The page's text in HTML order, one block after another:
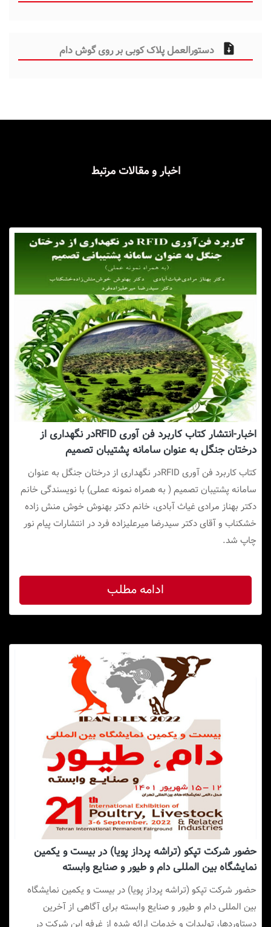
دستورالعمل پلاک کوبی بر روی گوش دام
اخبار و مقالات مرتبط
اخبار-انتشار کتاب کاربرد فن آوری RFIDدر نگهداری از
درختان جنگل به عنوان سامانه پشتیبان تصمیم
کتاب کاربرد فن آوری RFIDدر نگهداری از درختان جنگل به عنوان
سامانه پشتیبان تصمیم ( به همراه نمونه عملی) با نویسندگی خانم
دکتر بهناز مرادی غیاث آبادی، خانم دکتر بهنوش خوش منش زاده
خشکناب و آقای دکتر سیدرضا میرعلیزاده فرد در انتشارات پیام نور
چاپ شد.
ادامه مطلب
حضور شرکت تپکو (تراشه پرداز پویا) در بیست و یکمین
نمایشگاه بین المللی دام و طیور و صنایع وابسته
حضور شرکت تپکو (تراشه پرداز پویا) در بیست و یکمین نمایشگاه
بین المللی دام و طیور و صنایع وابسته برای آگاهی از آخرین
دستاوردها، تولیدات و خدمات ارائه شده از غرفه این شرکت در